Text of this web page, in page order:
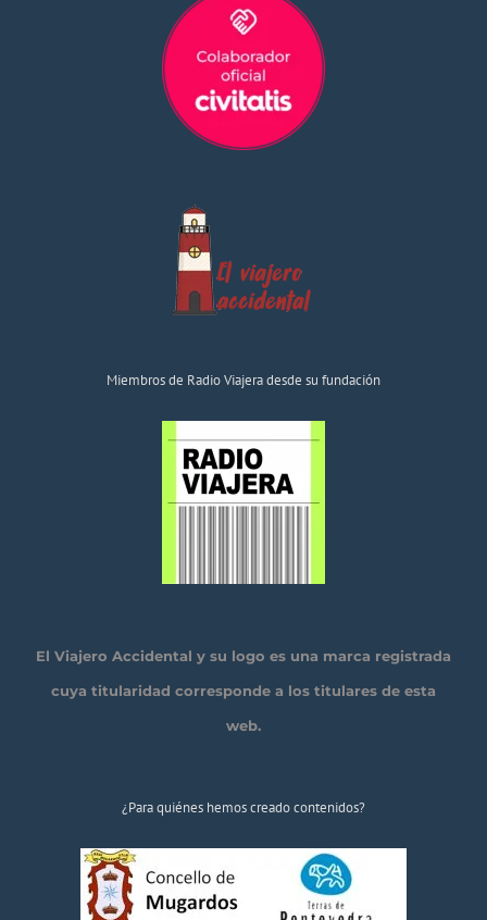
Miembros de Radio Viajera desde su fundación
El Viajero Accidental y su logo es una marca registrada
cuya titularidad corresponde a los titulares de esta
web.
¿Para quiénes hemos creado contenidos?